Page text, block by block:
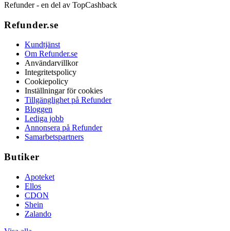
Refunder - en del av TopCashback
Refunder.se
Kundtjänst
Om Refunder.se
Användarvillkor
Integritetspolicy
Cookiepolicy
Inställningar för cookies
Tillgänglighet på Refunder
Bloggen
Lediga jobb
Annonsera på Refunder
Samarbetspartners
Butiker
Apoteket
Ellos
CDON
Shein
Zalando